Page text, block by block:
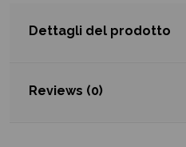
Dettagli del prodotto
Reviews (0)